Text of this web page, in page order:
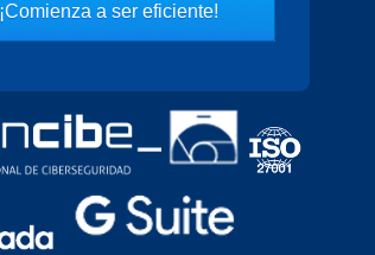
¡Comienza a ser eficiente!